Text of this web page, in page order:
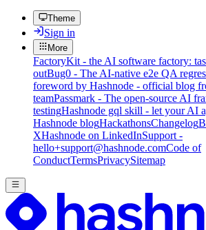
Theme
Sign in
More
FactoryKit - the AI software factory:
outBug0 - The AI-native e2e QA
foreword by Hashnode - official blog
teamPassmark - The open-source AI
testingHashnode gql skill - let your AI
Hashnode blogHackathonsChangelog
XHashnode on LinkedInSupport -
hello+support@hashnode.comCode of
ConductTermsPrivacySitemap